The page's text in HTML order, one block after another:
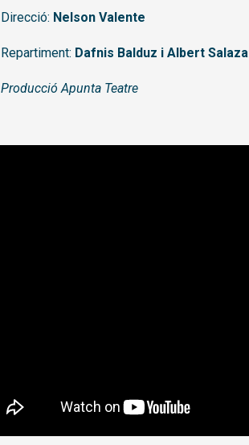
Direcció: Nelson Valente
Repartiment: Dafnis Balduz i Albert
Producció Apunta Teatre